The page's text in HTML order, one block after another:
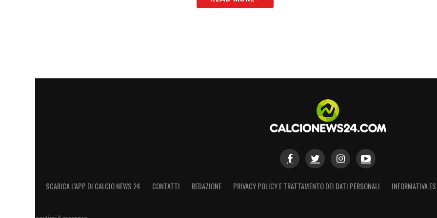
SCARICA L’APP DI CALCIO NEWS 24 CONTATTI REDAZIONE PRIVACY POLICY E TRATTAMENTO DEI DATI PERSONALI INFORMATIVA